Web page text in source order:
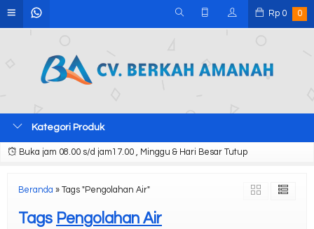
Rp 0 0
Kategori Produk
Buka jam 08.00 s/d jam17.00 , Minggu & Hari Besar Tutup
Beranda » Tags "Pengolahan Air"
Tags Pengolahan Air